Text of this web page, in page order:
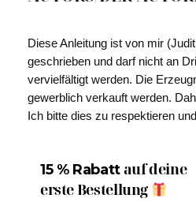
Diese Anleitung ist von mir
geschrieben und darf nicht an
vervielfältigt werden. Die
gewerblich verkauft werden.
Ich bitte dies zu respektieren
15 % Rabattauf deine
erste Bestellung